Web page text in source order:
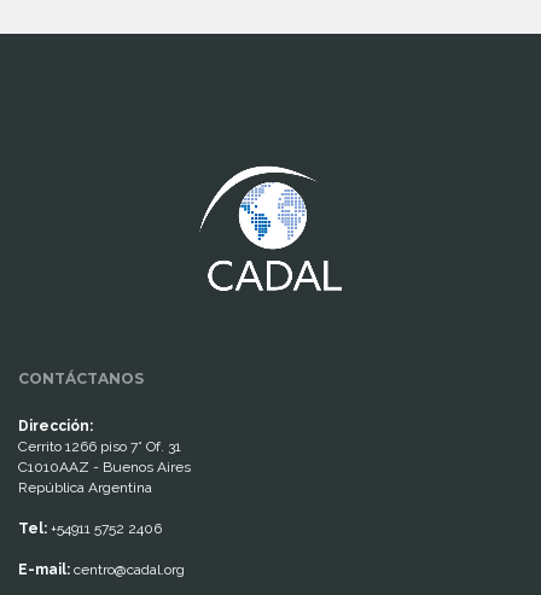
CONTÁCTANOS
Dirección:
Cerrito 1266 piso 7° Of. 31
C1010AAZ - Buenos Aires
República Argentina
Tel: +54911 5752 2406
E-mail: centro@cadal.org